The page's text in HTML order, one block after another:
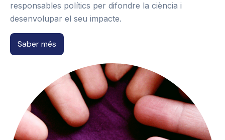
responsables polítics per difondre la ciència i
desenvolupar el seu impacte.
Saber més